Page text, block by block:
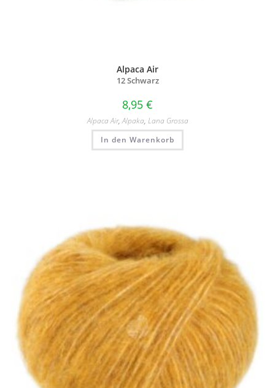
Alpaca Air
12 Schwarz
8,95 €
Alpaca Air,Alpaka, Lana Grossa
In den Warenkorb